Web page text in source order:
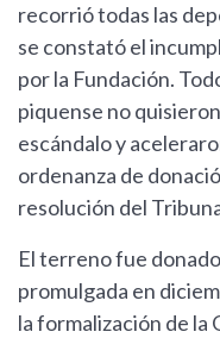
recorrió todas las
se constató el
por la Fundación.
piquense no
escándalo y
ordenanza de
resolución del
El terreno fue
promulgada en
la formalización de la